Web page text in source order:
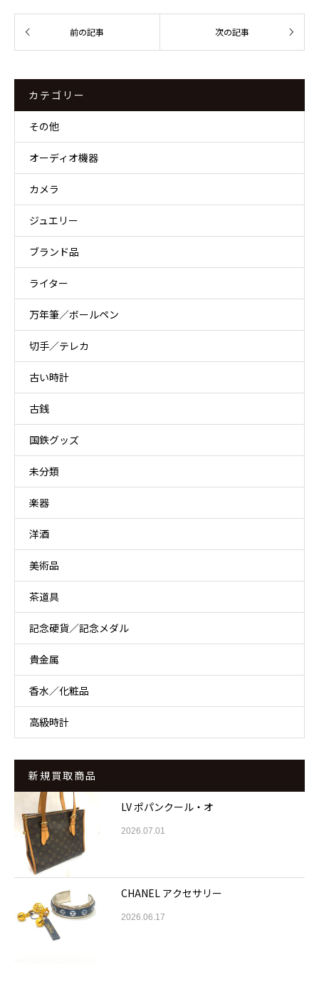
カテゴリー
その他
オーディオ機器
カメラ
ジュエリー
ブランド品
ライター
万年筆／ボールペン
切手／テレカ
古い時計
古銭
国鉄グッズ
未分類
楽器
洋酒
美術品
茶道具
記念硬貨／記念メダル
貴金属
香水／化粧品
高級時計
新規買取商品
LV ポパンクール・オ
2026.07.01
CHANEL アクセサリー
2026.06.17